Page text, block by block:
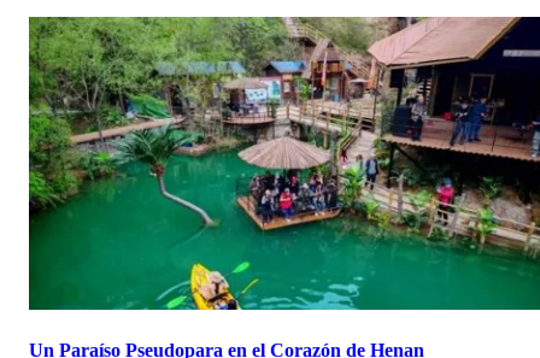
Un Paraíso Pseudopara en el Corazón de Henan